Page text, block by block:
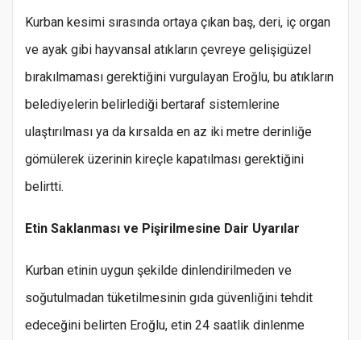
Kurban kesimi sırasında ortaya çıkan baş, deri, iç organ
ve ayak gibi hayvansal atıkların çevreye gelişigüzel
bırakılmaması gerektiğini vurgulayan Eroğlu, bu atıkların
belediyelerin belirlediği bertaraf sistemlerine
ulaştırılması ya da kırsalda en az iki metre derinliğe
gömülerek üzerinin kireçle kapatılması gerektiğini
belirtti.
Etin Saklanması ve Pişirilmesine Dair Uyarılar
Kurban etinin uygun şekilde dinlendirilmeden ve
soğutulmadan tüketilmesinin gıda güvenliğini tehdit
edeceğini belirten Eroğlu, etin 24 saatlik dinlenme